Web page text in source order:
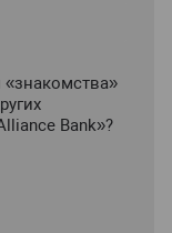
Bank»?